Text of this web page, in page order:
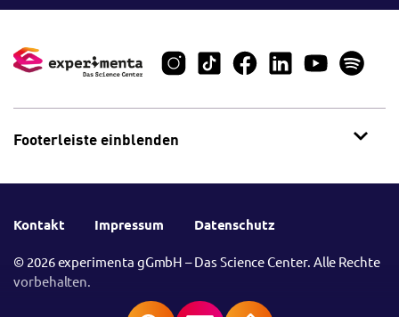
Footerleiste einblenden
Kontakt Impressum Datenschutz
© 2026 experimenta gGmbH – Das Science Center. Alle Rechte
vorbehalten.